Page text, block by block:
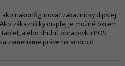
nakonfigurovať zákaznícky dipslej
zákaznícky displej je možné okrem
alebo druhú obrazovku POS
zameriame práve na android